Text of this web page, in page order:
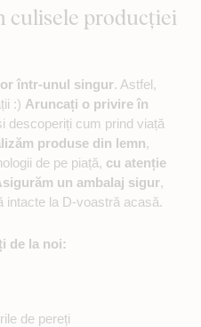
producției
într-unul singur. Astfel,
:) Aruncați o privire în
descoperiți cum prind viață
produse din lemn,
de pe piață, cu atenție
un ambalaj sigur,
intacte la D-voastră acasă.
de la noi:
de pereți